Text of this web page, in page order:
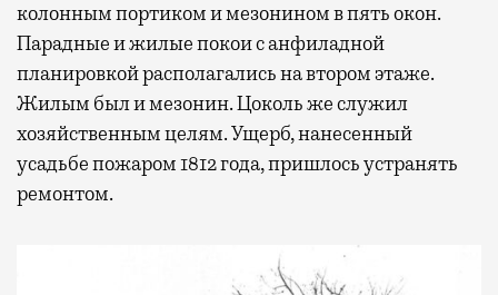
колонным портиком и мезонином в пять окон.
Парадные и жилые покои с анфиладной
планировкой располагались на втором этаже.
Жилым был и мезонин. Цоколь же служил
хозяйственным целям. Ущерб, нанесенный
усадьбе пожаром 1812 года, пришлось устранять
ремонтом.